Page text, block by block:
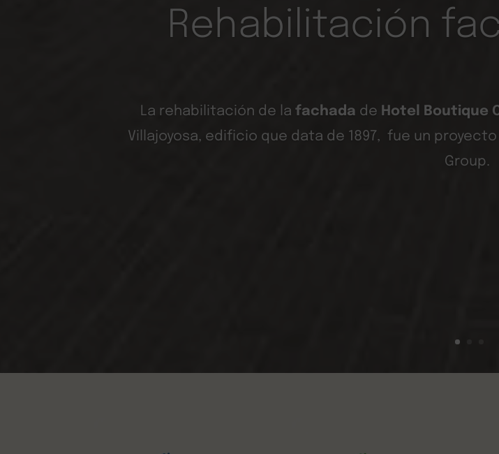
Rehabilitación
La rehabilitación de la fachada de Hotel Boutique
Villajoyosa, edificio que data de 1897, fue un
Group.